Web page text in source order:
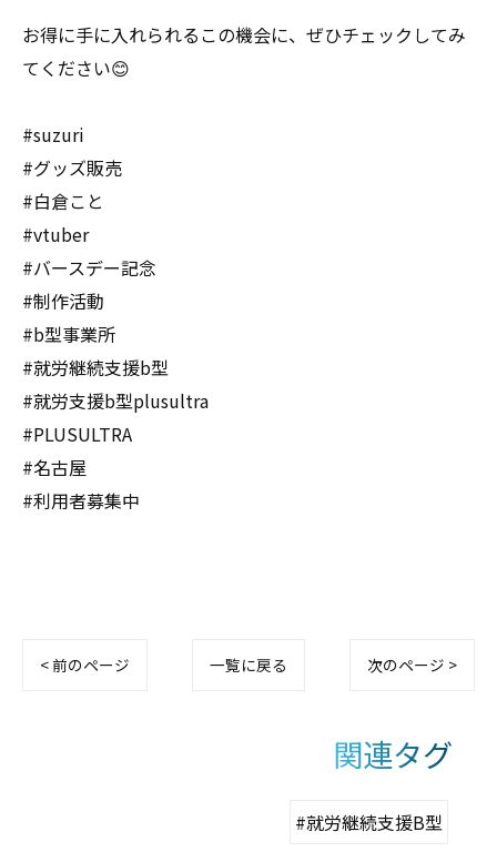
お得に手に入れられるこの機会に、ぜひチェックしてみ
てください😊
#suzuri
#グッズ販売
#白倉こと
#vtuber
#バースデー記念
#制作活動
#b型事業所
#就労継続支援b型
#就労支援b型plusultra
#PLUSULTRA
#名古屋
#利用者募集中
< 前のページ 一覧に戻る 次のページ >
関連タグ
#就労継続支援B型